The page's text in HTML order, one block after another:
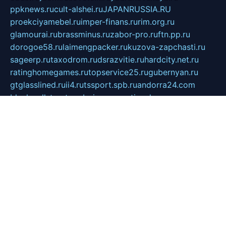
ppknews.rucult-alshei.ruJAPANRUSSIA.RU
proekciyamebel.ruimper-finans.rurim.org.ru
glamourai.rubrassminus.ruzabor-pro.ruftn.pp.ru
dorogoe58.rulaimengpacker.rukuzova-zapchasti.ru
sageerp.rutaxodrom.rudsrazvitie.ruhardcity.net.ru
ratinghomegames.rutopservice25.rugubernyan.ru
gtglasslined.ruii4.rutssport.spb.ruandorra24.com
blackwallstreet.ruoboimos.ruoptim-doors.com.ru